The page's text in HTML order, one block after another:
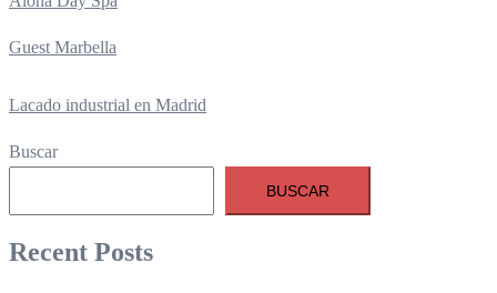
Guest Marbella
Lacado industrial en Madrid
Buscar
BUSCAR
Recent Posts